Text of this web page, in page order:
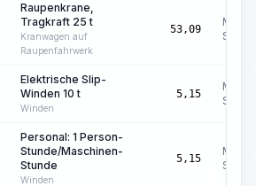
Raupenkrane,
Tragkraft 25 t
Kranwagen auf
Raupenfahrwerk
53,09
Std.
Elektrische Slip-
Winden 10 t
Winden
5,15
Std.
Personal: 1 Person-
Stunde/Maschinen-
Stunde
Winden
5,15
Std.